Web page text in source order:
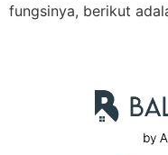
fungsinya, berikut